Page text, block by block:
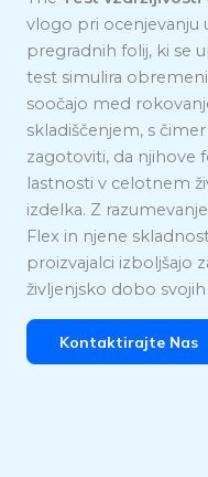
vlogo pri ocenjevanju
pregradnih folij, ki se
test simulira
soočajo med
skladiščenjem, s
zagotoviti, da njihove
lastnosti v celotnem
izdelka. Z
Flex in njene
proizvajalci izboljšajo
življenjsko dobo
Kontaktirajte Nas